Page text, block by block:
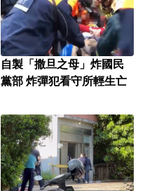
自製「撒旦之母」炸國民
黨部 炸彈犯看守所輕生亡